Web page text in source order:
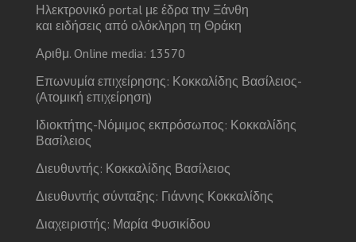
Ηλεκτρονικό portal με έδρα την Ξάνθη
και ειδήσεις από ολόκληρη τη Θράκη
Αριθμ. Online media: 13570
Επωνυμία επιχείρησης: Κοκκαλίδης Βασίλειος-
(Ατομική επιχείρηση)
Ιδιοκτήτης-Νόμιμος εκπρόσωπος: Κοκκαλίδης
Βασίλειος
Διευθυντής: Κοκκαλίδης Βασίλειος
Διευθυντής σύνταξης: Γιάννης Κοκκαλίδης
Διαχειριστής: Μαρία Φυσικίδου